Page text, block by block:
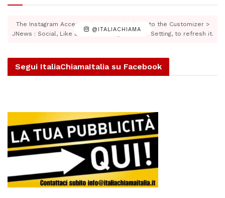
@ITALIACHIAMA
The Instagram Access Token is expired, Go to the Customizer >
JNews : Social, Like & View > Instagram Feed Setting, to refresh it.
Segui ItaliaChiamaItalia su Facebook